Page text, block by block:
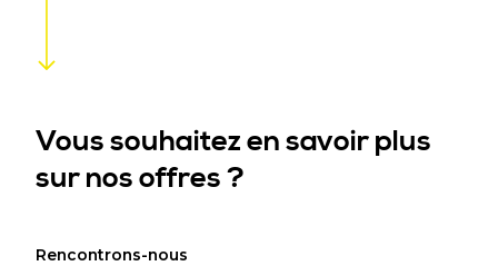
Vous souhaitez en savoir plus
sur nos offres ?
Rencontrons-nous